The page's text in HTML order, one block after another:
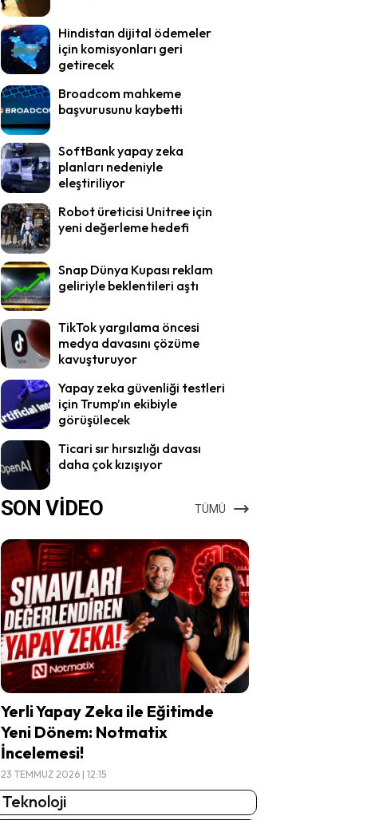
Hindistan dijital ödemeler
için komisyonları geri
getirecek
Broadcom mahkeme
başvurusunu kaybetti
SoftBank yapay zeka
planları nedeniyle
eleştiriliyor
Robot üreticisi Unitree için
yeni değerleme hedefi
Snap Dünya Kupası reklam
geliriyle beklentileri aştı
TikTok yargılama öncesi
medya davasını çözüme
kavuşturuyor
Yapay zeka güvenliği testleri
için Trump’ın ekibiyle
görüşülecek
Ticari sır hırsızlığı davası
daha çok kızışıyor
SON VİDEO TÜMÜ
Yerli Yapay Zeka ile Eğitimde
Yeni Dönem: Notmatix
İncelemesi!
23 TEMMUZ 2026 | 12:15
Teknoloji